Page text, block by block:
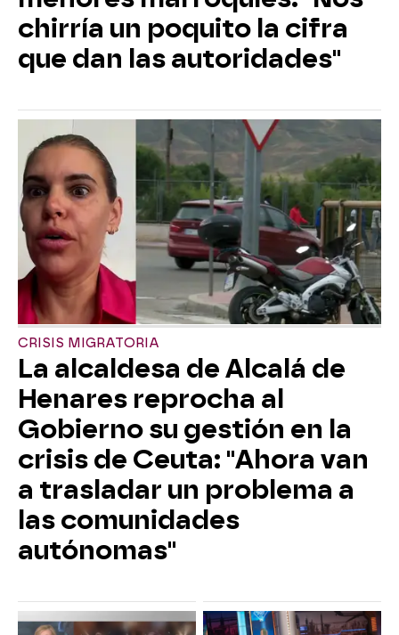
chirría un poquito la cifra
que dan las autoridades"
CRISIS MIGRATORIA
La alcaldesa de Alcalá de
Henares reprocha al
Gobierno su gestión en la
crisis de Ceuta: "Ahora van
a trasladar un problema a
las comunidades
autónomas"